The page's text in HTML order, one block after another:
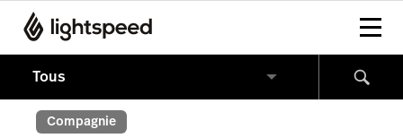
Compagnie